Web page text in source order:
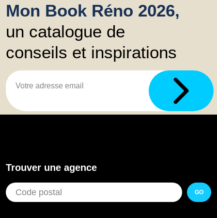
Mon Book Réno 2026,
un catalogue de
conseils et inspirations
Trouver une agence
GO